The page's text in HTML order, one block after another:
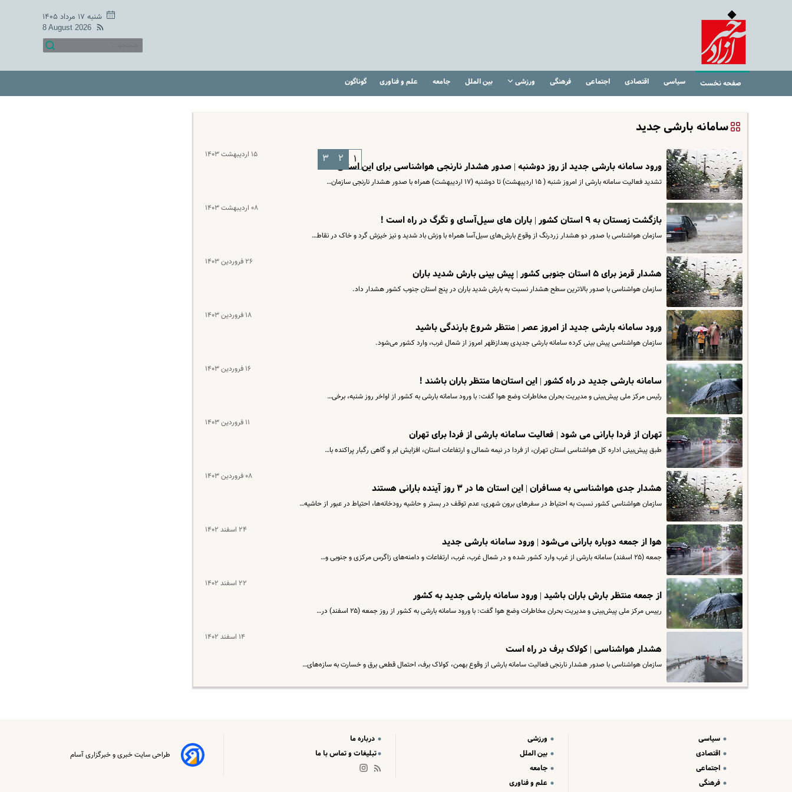
شنبه ۱۷ مرداد ۱۴۰۵
8 August 2026
صفحه نخست سیاسی اقتصادی اجتماعی فرهنگی ورزشی بین الملل جامعه علم و فناوری گوناگون
سامانه بارشی جدید
۱۵ اردیبهشت ۱۴۰۳
ورود سامانه بارشی جدید از روز دوشنبه | صدور هشدار نارنجی هواشناسی برای این استان ها
تشدید فعالیت سامانه بارشی از امروز شنبه ( ۱۵ اردیبهشت) تا دوشنبه (۱۷ اردیبهشت) همراه با صدور هشدار نارنجی سازمان…
۰۸ اردیبهشت ۱۴۰۳
بازگشت زمستان به ۹ استان کشور | باران های سیل‌آسای و تگرگ در راه است !
سازمان هواشناسی با صدور دو هشدار زردرنگ از وقوع بارش‌های سیل‌آسا همراه با وزش باد شدید و نیز خیزش گرد و خاک در نقاط…
۲۶ فروردین ۱۴۰۳
هشدار قرمز برای ۵ استان جنوبی کشور | پیش بینی بارش شدید باران
سازمان هواشناسی با صدور بالاترین سطح هشدار نسبت به بارش شدید باران در پنج استان جنوب کشور هشدار داد.
۱۸ فروردین ۱۴۰۳
ورود سامانه بارشی جدید از امروز عصر | منتظر شروع بارندگی باشید
سازمان هواشناسی پیش بینی کرده سامانه بارشی جدیدی بعدازظهر امروز از شمال غرب، وارد کشور می‌شود.
۱۶ فروردین ۱۴۰۳
سامانه بارشی جدید در راه کشور | این استان‌ها منتظر باران باشند !
رئیس مرکز ملی پیش‌بینی و مدیریت بحران مخاطرات وضع هوا گفت: با ورود سامانه بارشی به کشور از اواخر روز شنبه، برخی…
۱۱ فروردین ۱۴۰۳
تهران از فردا بارانی می شود | فعالیت سامانه بارشی از فردا برای تهران
طبق پیش‌بینی اداره کل هواشناسی استان تهران، از فردا در نیمه شمالی و ارتفاعات استان، افزایش ابر و گاهی رگبار پراکنده با…
۰۸ فروردین ۱۴۰۳
هشدار جدی هواشناسی به مسافران | این استان ها در ۳ روز آینده بارانی هستند
سازمان هواشناسی کشور نسبت به احتیاط در سفرهای برون شهری، عدم توقف در بستر و حاشیه رودخانه‌ها، احتیاط در عبور از حاشیه…
۲۴ اسفند ۱۴۰۲
هوا از جمعه دوباره بارانی می‌شود | ورود سامانه بارشی جدید
جمعه (۲۵ اسفند) سامانه بارشی از غرب وارد کشور شده و در شمال غرب، غرب، ارتفاعات و دامنه‌های زاگرس مرکزی و جنوبی و…
۲۲ اسفند ۱۴۰۲
از جمعه منتظر بارش باران باشید | ورود سامانه بارشی جدید به کشور
رییس مرکز ملی پیش‌بینی و مدیریت بحران مخاطرات وضع هوا گفت: با ورود سامانه بارشی به کشور از روز جمعه (۲۵ اسفند) در…
۱۴ اسفند ۱۴۰۲
هشدار هواشناسی | کولاک برف در راه است
سازمان هواشناسی با صدور هشدار نارنجی فعالیت سامانه بارشی از وقوع بهمن، کولاک برف، احتمال قطعی برق و خسارت به سازه‌های…
۱ ۲ ۳
سیاسی
اقتصادی
اجتماعی
فرهنگی
ورزشی
بین الملل
جامعه
علم و فناوری
درباره ما
تبلیغات و تماس با ما
طراحی سایت خبری و خبرگزاری آسام